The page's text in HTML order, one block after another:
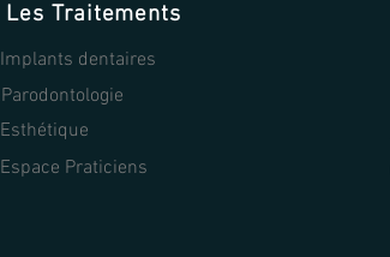
Les Traitements
Implants dentaires
Parodontologie
Esthétique
Espace Praticiens